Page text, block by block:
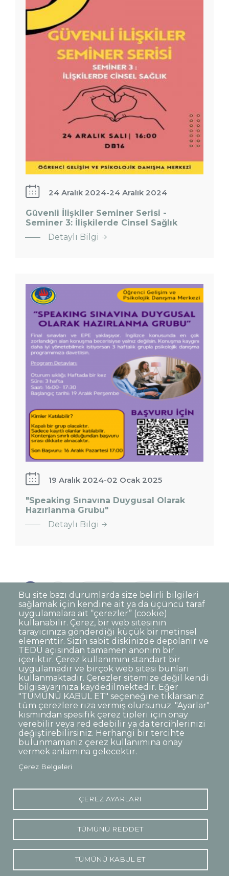
3:
İlişkilerde
Cinsel
24 Aralık 2024-24 Aralık 2024
Güvenli İlişkiler Seminer Serisi -
Seminer 3: İlişkilerde Cinsel Sağlık
Detaylı Bilgi
Olarak
Hazırlanma
Grubu&quot;
19 Aralık 2024-02 Ocak 2025
"Speaking Sınavına Duygusal Olarak
Hazırlanma Grubu"
Detaylı Bilgi
Sayfalama
Şu
an
kullanılan
sayfa
1 Page
2
Sonraki
sayfa
Sonraki ›
Son
sayfa
Son Sayfa »
Bu site bazı durumlarda size belirli bilgileri
sağlamak için kendine ait ya da üçüncü taraf
uygulamalara ait “çerezler” (cookie)
kullanabilir. Çerez, bir web sitesinin
tarayıcınıza gönderdiği küçük bir metinsel
elementtir. Sizin sabit diskinizde depolanır ve
TEDÜ açısından tamamen anonim bir
içeriktir. Çerez kullanımını standart bir
uygulamadır ve birçok web sitesi bunları
kullanmaktadır. Çerezler sitemize değil kendi
bilgisayarınıza kaydedilmektedir. Eğer
"TÜMÜNÜ KABUL ET" seçeneğine tıklarsanız
tüm çerezlere rıza vermiş olursunuz. "Ayarlar"
kısmından spesifik çerez tipleri için onay
verebilir veya red edebilir ya da tercihlerinizi
değiştirebilirsiniz. Herhangi bir tercihte
bulunmamanız çerez kullanımına onay
vermek anlamına gelecektir.
Çerez Belgeleri
ÇEREZ AYARLARI
TÜMÜNÜ REDDET
TÜMÜNÜ KABUL ET
Dipnot
Sıkça Sorulan Sorular
Kişisel Verilerin Korunması
Gizlilik Politikası
Sorumluluk Reddi
Açık Rıza
Kurumsal Kimlik
© TED Üniversitesi. Ziya Gökalp Caddesi No:48 06420, Kolej
Çankaya ANKARA
ÜniversitesiÜniversitesiÜniversitesi
geç